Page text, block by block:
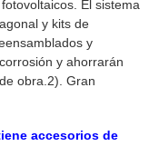
El sistema
y kits de
y
y ahorrarán
obra.2). Gran
accesorios de